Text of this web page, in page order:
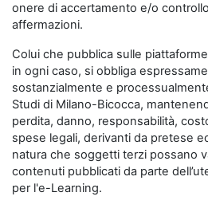
onere di accertamento e/o
affermazioni.
Colui che pubblica sulle
in ogni caso, si obbliga
sostanzialmente e
Studi di Milano-Bicocca,
perdita, danno, responsabilità,
spese legali, derivanti da pretese
natura che soggetti terzi possano
contenuti pubblicati da parte
per l'e-Learning.